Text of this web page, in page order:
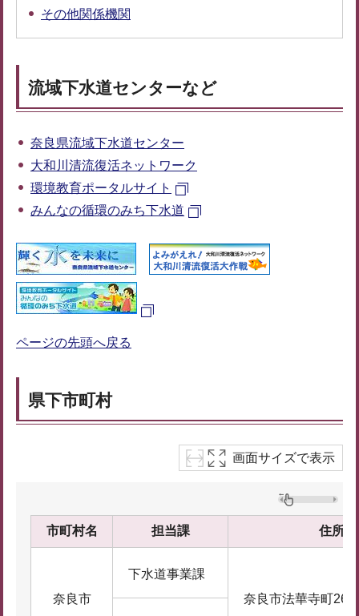
その他関係機関
流域下水道センターなど
奈良県流域下水道センター
大和川清流復活ネットワーク
環境教育ポータルサイト
みんなの循環のみち下水道
ページの先頭へ戻る
県下市町村
画面サイズで表示
市町村名 担当課 住所
奈良市
下水道事業課
奈良市法華寺町264